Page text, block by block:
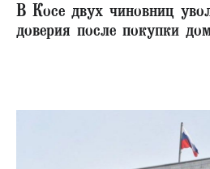
В Косе двух чиновниц
доверия после покупки